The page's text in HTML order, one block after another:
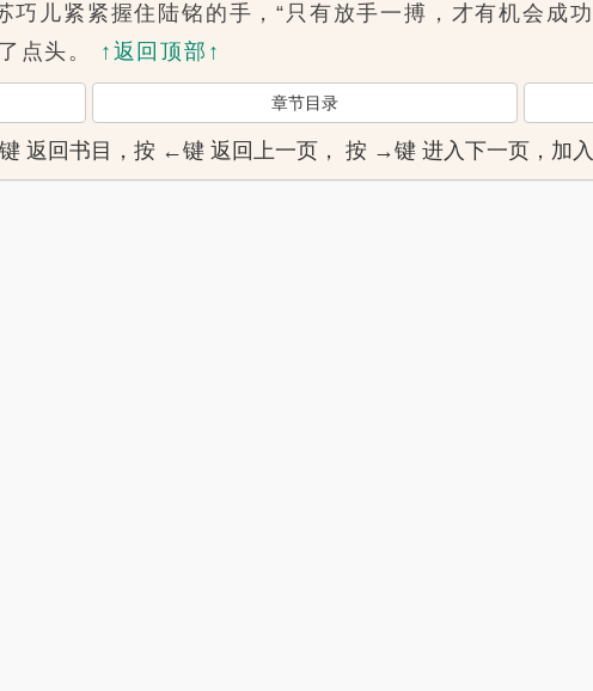
儿紧紧握住陆铭的手，“只有放手一搏，才有机会成功
点头。
↑返回顶部↑
章节目录
返回书目，按 ←键 返回上一页， 按 →键 进入下一页，加入